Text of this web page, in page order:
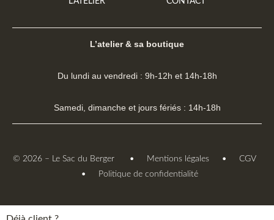
L’atelier & sa boutique
Du lundi au vendredi : 9h-12h et 14h-18h
Samedi, dimanche et jours fériés : 14h-18h
© 2026 – Le Sac du Berger • Mentions légales • CGV
• Politique de confidentialité